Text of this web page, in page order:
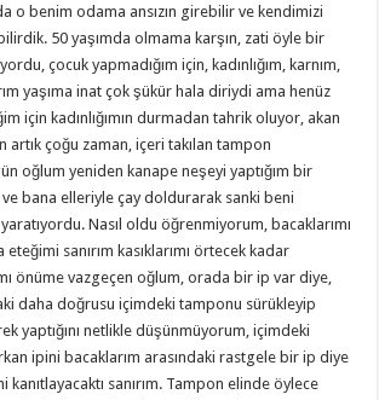
o benim odama ansızın girebilir ve kendimizi
50 yaşımda olmama karşın, zati öyle bir
çocuk yapmadığım için, kadınlığım, karnım,
yaşıma inat çok şükür hala diriydi ama henüz
için kadınlığımın durmadan tahrik oluyor, akan
artık çoğu zaman, içeri takılan tampon
oğlum yeniden kanape neşeyi yaptığım bir
ve bana elleriyle çay doldurarak sanki beni
Nasıl oldu öğrenmiyorum, bacaklarımı
sanırım kasıklarımı örtecek kadar
önüme vazgeçen oğlum, orada bir ip var diye,
daha doğrusu içimdeki tamponu sürükleyip
yaptığını netlikle düşünmüyorum, içimdeki
ipini bacaklarım arasındaki rastgele bir ip diye
kanıtlayacaktı sanırım. Tampon elinde öylece